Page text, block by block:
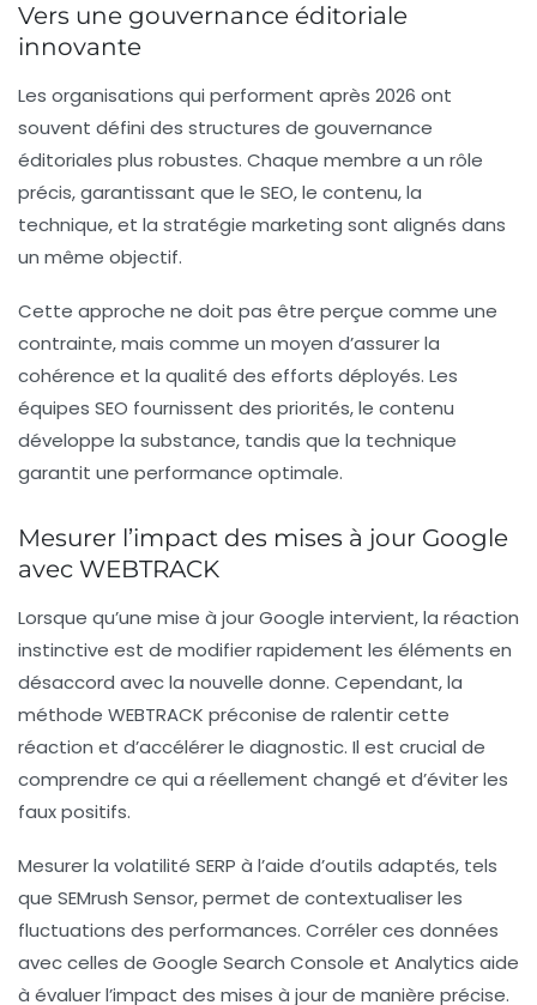
Vers une gouvernance éditoriale
innovante
Les organisations qui performent après 2026 ont
souvent défini des structures de gouvernance
éditoriales plus robustes. Chaque membre a un rôle
précis, garantissant que le SEO, le contenu, la
technique, et la stratégie marketing sont alignés dans
un même objectif.
Cette approche ne doit pas être perçue comme une
contrainte, mais comme un moyen d’assurer la
cohérence et la qualité des efforts déployés. Les
équipes SEO fournissent des priorités, le contenu
développe la substance, tandis que la technique
garantit une performance optimale.
Mesurer l’impact des mises à jour Google
avec WEBTRACK
Lorsque qu’une mise à jour Google intervient, la réaction
instinctive est de modifier rapidement les éléments en
désaccord avec la nouvelle donne. Cependant, la
méthode WEBTRACK préconise de ralentir cette
réaction et d’accélérer le diagnostic. Il est crucial de
comprendre ce qui a réellement changé et d’éviter les
faux positifs.
Mesurer la volatilité SERP à l’aide d’outils adaptés, tels
que SEMrush Sensor, permet de contextualiser les
fluctuations des performances. Corréler ces données
avec celles de Google Search Console et Analytics aide
à évaluer l’impact des mises à jour de manière précise.